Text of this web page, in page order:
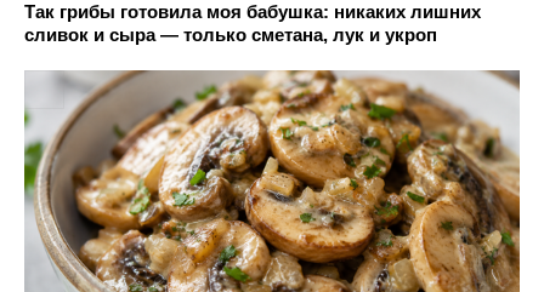
Так грибы готовила моя бабушка: никаких лишних
сливок и сыра — только сметана, лук и укроп